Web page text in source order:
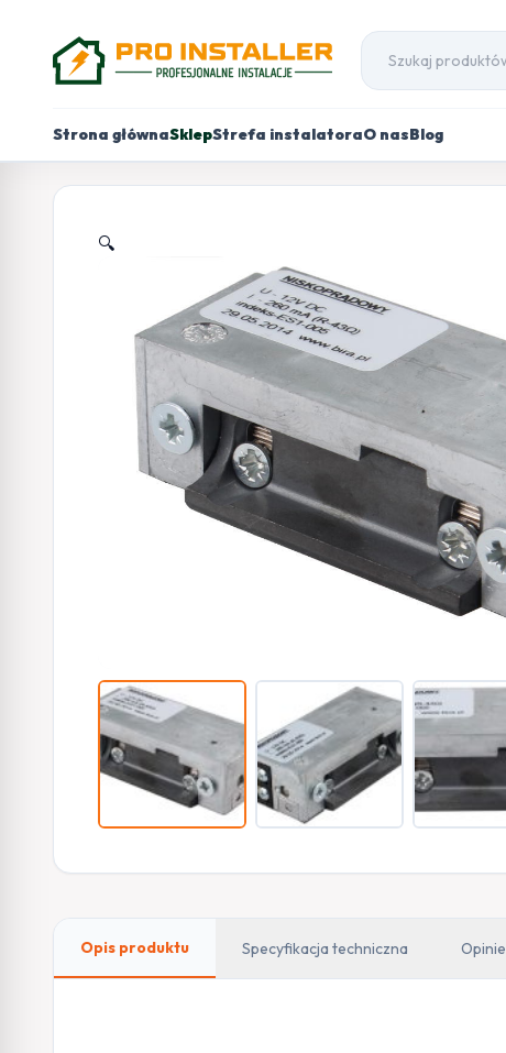
Strona głównaSklepStrefa instalatoraO nasBlog
🔍
Opis produktu Specyfikacja techniczna Opinie